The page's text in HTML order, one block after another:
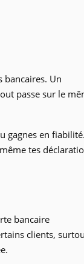
bancaires. Un
passe sur le
gagnes en fiabilité.
tes
bancaire
clients,